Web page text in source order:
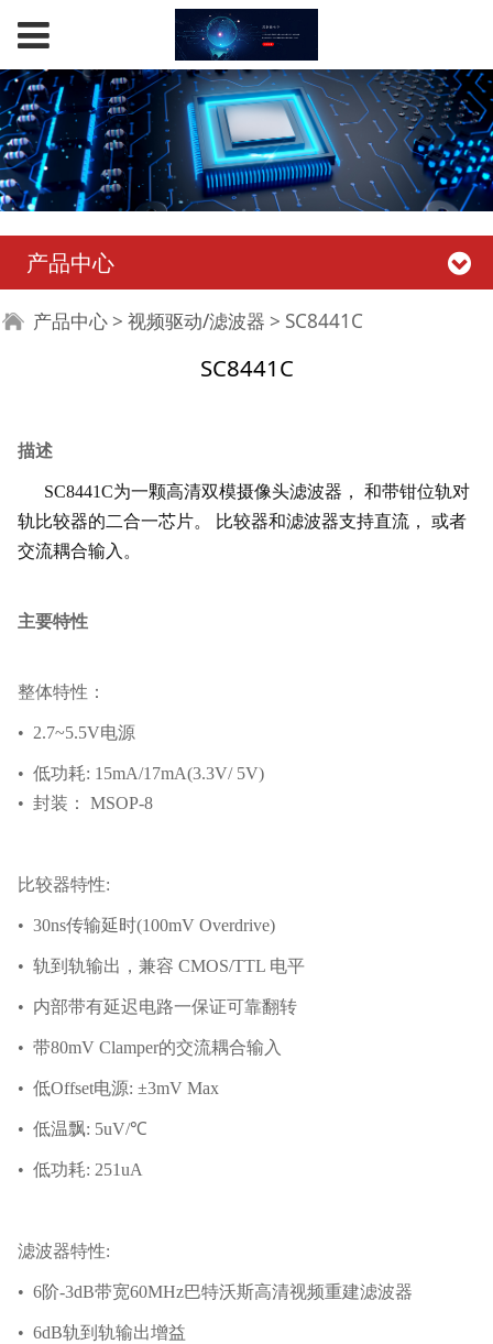
产品中心
SC8441C
产品中心 > 视频驱动/滤波器 > SC8441C
SC8441C
描述
SC8441C为一颗高清双模摄像头滤波器， 和带钳位轨对
轨比较器的二合一芯片。 比较器和滤波器支持直流， 或者
交流耦合输入。
主要特性
整体特性：
• 2.7~5.5V电源
• 低功耗: 15mA/17mA(3.3V/ 5V)
• 封装： MSOP-8
比较器特性:
• 30ns传输延时(100mV Overdrive)
• 轨到轨输出，兼容 CMOS/TTL 电平
• 内部带有延迟电路一保证可靠翻转
• 带80mV Clamper的交流耦合输入
• 低Offset电源: ±3mV Max
• 低温飘: 5uV/℃
• 低功耗: 251uA
滤波器特性:
• 6阶-3dB带宽60MHz巴特沃斯高清视频重建滤波器
• 6dB轨到轨输出增益